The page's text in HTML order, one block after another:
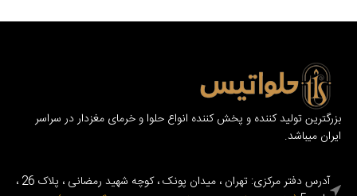
بزرگترین تولید کننده و پخش کننده انواع حلوا و خرمای مغزدار در سراسر
ایران میباشد.
آدرس دفتر مرکزی: تهران ، میدان پونک ، کوچه شهید رمضانی ، پلاک 26 ،